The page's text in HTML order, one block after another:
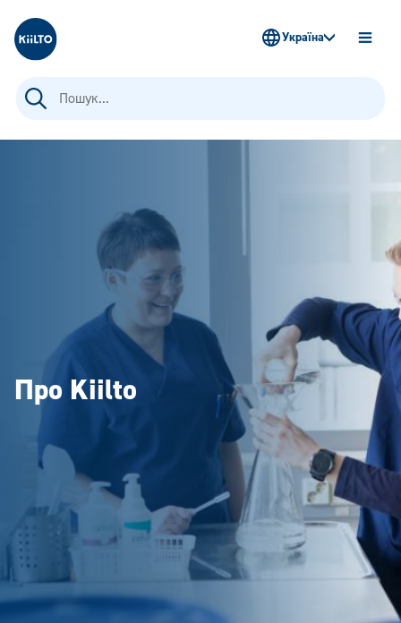
Kiilto Ukraine
Пошук:
OPEN
Україна
Про Kiilto